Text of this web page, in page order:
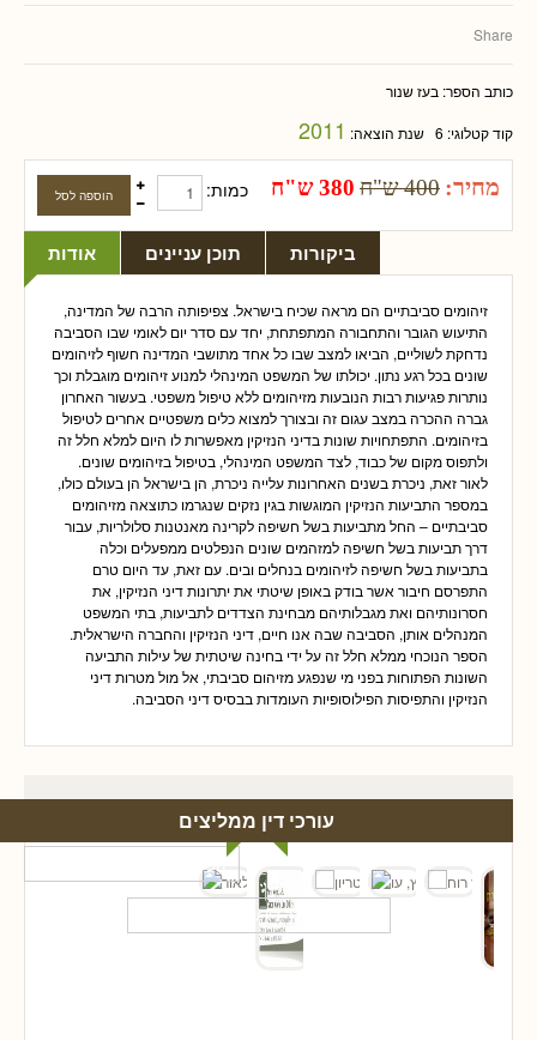
Share
כותב הספר: בעז שנור
קוד קטלוגי: 6 שנת הוצאה: 2011
מחיר: 400 ש"ח 380 ש"ח כמות:
אודות תוכן עניינים ביקורות
זיהומים סביבתיים הם מראה שכיח בישראל. צפיפותה הרבה של המדינה,
התיעוש הגובר והתחבורה המתפתחת, יחד עם סדר יום לאומי שבו הסביבה
נדחקת לשוליים, הביאו למצב שבו כל אחד מתושבי המדינה חשוף לזיהומים
שונים בכל רגע נתון. יכולתו של המשפט המינהלי למנוע זיהומים מוגבלת וכך
נותרות פגיעות רבות הנובעות מזיהומים ללא טיפול משפטי. בעשור האחרון
גברה ההכרה במצב עגום זה ובצורך למצוא כלים משפטיים אחרים לטיפול
בזיהומים. התפתחויות שונות בדיני הנזיקין מאפשרות לו היום למלא חלל זה
ולתפוס מקום של כבוד, לצד המשפט המינהלי, בטיפול בזיהומים שונים.
לאור זאת, ניכרת בשנים האחרונות עלייה ניכרת, הן בישראל הן בעולם כולו,
במספר התביעות הנזיקין המוגשות בגין נזקים שנגרמו כתוצאה מזיהומים
סביבתיים – החל מתביעות בשל חשיפה לקרינה מאנטנות סלולריות, עבור
דרך תביעות בשל חשיפה למזהמים שונים הנפלטים ממפעלים וכלה
בתביעות בשל חשיפה לזיהומים בנחלים ובים. עם זאת, עד היום טרם
התפרסם חיבור אשר בודק באופן שיטתי את יתרונות דיני הנזיקין, את
חסרונותיהם ואת מגבלותיהם מבחינת הצדדים לתביעות, בתי המשפט
המנהלים אותן, הסביבה שבה אנו חיים, דיני הנזיקין והחברה הישראלית.
הספר הנוכחי ממלא חלל זה על ידי בחינה שיטתית של עילות התביעה
השונות הפתוחות בפני מי שנפגע מזיהום סביבתי, אל מול מטרות דיני
הנזיקין והתפיסות הפילוסופיות העומדות בבסיס דיני הסביבה.
עורכי דין ממליצים